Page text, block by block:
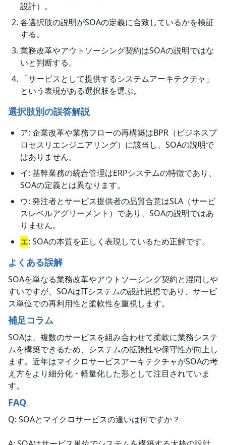
設計）。
各選択肢の説明がSOAの定義に合致しているかを検証
する。
業務改革やアウトソーシング契約はSOAの説明ではな
いと判断する。
「サービスとして提供するシステムアーキテクチャ」
という表現がある選択肢を選ぶ。
選択肢別の誤答解説
ア: 企業改革や業務フローの再構築はBPR（ビジネスプ
ロセスリエンジニアリング）に該当し、SOAの説明で
はありません。
イ: 基幹業務の統合管理はERPシステムの特徴であり、
SOAの定義とは異なります。
ウ: 発注者とサービス提供者の品質合意はSLA（サービ
スレベルアグリーメント）であり、SOAの説明ではあ
りません。
エ: SOAの本質を正しく表現しているため正解です。
よくある誤解
SOAを単なる業務改革やアウトソーシング契約と混同しや
すいですが、SOAはITシステムの設計思想であり、サービ
ス単位での再利用性と柔軟性を重視します。
補足コラム
SOAは、複数のサービスを組み合わせて柔軟に業務システ
ムを構築できるため、システムの拡張性や保守性が向上し
ます。近年はマイクロサービスアーキテクチャがSOAの考
え方をより細分化・軽量化した形として注目されていま
す。
FAQ
Q: SOAとマイクロサービスの違いは何ですか？